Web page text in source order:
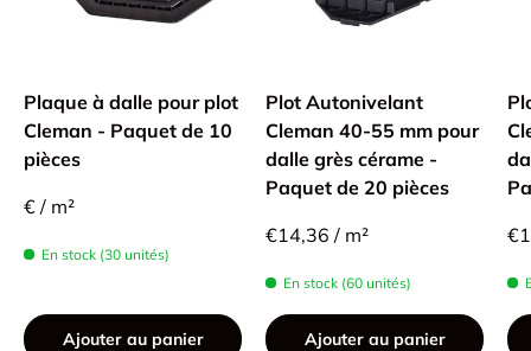
Plaque à dalle pour plot
Cleman - Paquet de 10
pièces
€ / m²
En stock (30 unités)
Ajouter au panier
Plot Autonivelant
Cleman 40-55 mm pour
dalle grès cérame -
Paquet de 20 pièces
€14,36 / m²
En stock (60 unités)
Ajouter au panier